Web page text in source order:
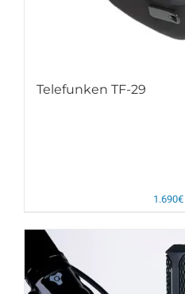
Telefunken TF-29
1.690€